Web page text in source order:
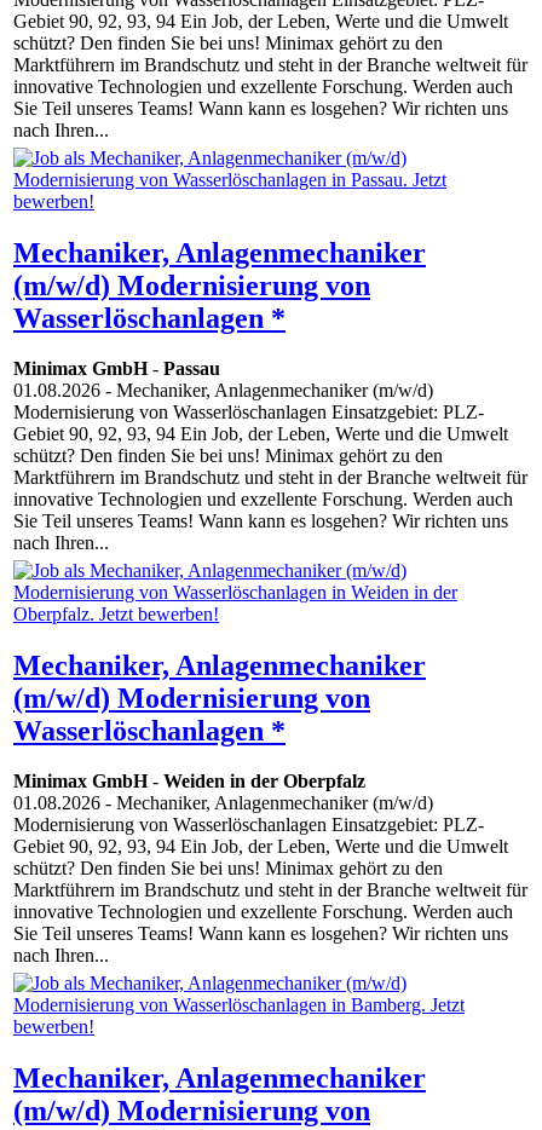
Gebiet 90, 92, 93, 94 Ein Job, der Leben, Werte und die Umwelt
schützt? Den finden Sie bei uns! Minimax gehört zu den
Marktführern im Brandschutz und steht in der Branche weltweit für
innovative Technologien und exzellente Forschung. Werden auch
Sie Teil unseres Teams! Wann kann es losgehen? Wir richten uns
nach Ihren...
Mechaniker, Anlagenmechaniker
(m/w/d) Modernisierung von
Wasserlöschanlagen *
Minimax GmbH- Passau
01.08.2026 - Mechaniker, Anlagenmechaniker (m/w/d)
Modernisierung von Wasserlöschanlagen Einsatzgebiet: PLZ-
Gebiet 90, 92, 93, 94 Ein Job, der Leben, Werte und die Umwelt
schützt? Den finden Sie bei uns! Minimax gehört zu den
Marktführern im Brandschutz und steht in der Branche weltweit für
innovative Technologien und exzellente Forschung. Werden auch
Sie Teil unseres Teams! Wann kann es losgehen? Wir richten uns
nach Ihren...
Mechaniker, Anlagenmechaniker
(m/w/d) Modernisierung von
Wasserlöschanlagen *
Minimax GmbH- Weiden in der Oberpfalz
01.08.2026 - Mechaniker, Anlagenmechaniker (m/w/d)
Modernisierung von Wasserlöschanlagen Einsatzgebiet: PLZ-
Gebiet 90, 92, 93, 94 Ein Job, der Leben, Werte und die Umwelt
schützt? Den finden Sie bei uns! Minimax gehört zu den
Marktführern im Brandschutz und steht in der Branche weltweit für
innovative Technologien und exzellente Forschung. Werden auch
Sie Teil unseres Teams! Wann kann es losgehen? Wir richten uns
nach Ihren...
Mechaniker, Anlagenmechaniker
(m/w/d) Modernisierung von